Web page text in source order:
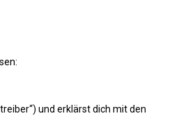
und erklärst dich mit den